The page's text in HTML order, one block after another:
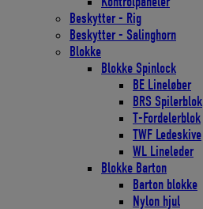
Beskytter - Rig
Beskytter - Salinghorn
Blokke
Blokke Spinlock
BE Lineløber
BRS Spilerblok
T-Fordelerblok
TWF Ledeskive
WL Lineleder
Blokke Barton
Barton blokke
Nylon hjul